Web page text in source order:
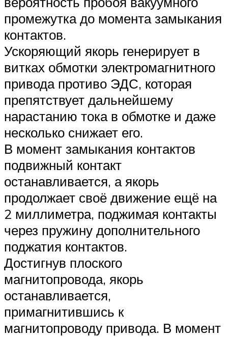
промежутка до момента замыкания
контактов.
Ускоряющий якорь генерирует в
витках обмотки электромагнитного
привода противо ЭДС, которая
препятствует дальнейшему
нарастанию тока в обмотке и даже
несколько снижает его.
В момент замыкания контактов
подвижный контакт
останавливается, а якорь
продолжает своё движение ещё на
2 миллиметра, поджимая контакты
через пружину дополнительного
поджатия контактов.
Достигнув плоского
магнитопровода, якорь
останавливается,
примагнитившись к
магнитопроводу привода. В момент